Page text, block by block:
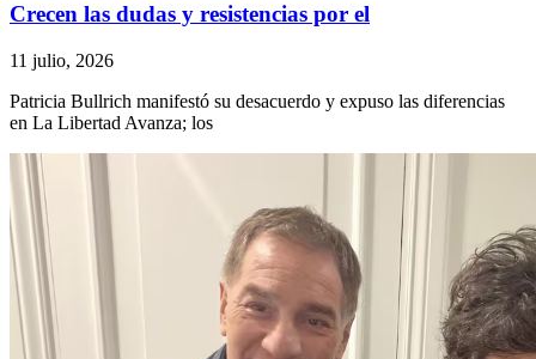
Crecen las dudas y resistencias por el
11 julio, 2026
Patricia Bullrich manifestó su desacuerdo y expuso las diferencias
en La Libertad Avanza; los